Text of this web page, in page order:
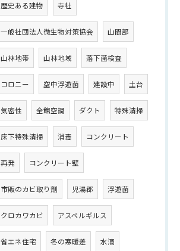
歴史ある建物 寺社
一般社団法人微生物対策協会 山間部
山林地帯 山林地域 落下菌検査
コロニー 空中浮遊菌 建設中 土台
気密性 全館空調 ダクト 特殊清掃
床下特殊清掃 消毒 コンクリート
再発 コンクリート壁
市販のカビ取り剤 児湯郡 浮遊菌
クロカワカビ アスペルギルス
省エネ住宅 冬の寒暖差 水滴